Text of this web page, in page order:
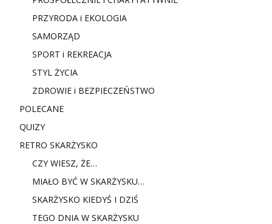
PRZYRODA i EKOLOGIA
SAMORZĄD
SPORT i REKREACJA
STYL ŻYCIA
ZDROWIE i BEZPIECZEŃSTWO
POLECANE
QUIZY
RETRO SKARŻYSKO
CZY WIESZ, ŻE…
MIAŁO BYĆ W SKARŻYSKU…
SKARŻYSKO KIEDYŚ I DZIŚ
TEGO DNIA W SKARŻYSKU